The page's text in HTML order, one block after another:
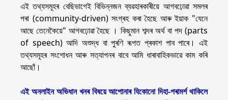
এই তথ্যসমূহৰ বেছিভাগেই বিভিন্নজন ব্যৱহাৰকাৰীয়ে আগবঢ়োৱা সমলৰ
পৰা (community-driven) সংগ্ৰহ কৰা হৈছে আৰু ইয়াক "যেনে
আছে তেনেকৈয়ে" আগবঢ়োৱা হৈছে । কিছুমান শব্দৰ অৰ্থ বা পদ (parts
of speech) আদি অশুদ্ধ বা পুৰণি ৰূপত প্ৰকাশ পাব পাৰে। এই
তথ্যসমূহৰ সংশোধন আৰু সত্যাপনৰ বাবে আমি ধাৰাবাহিকভাৱে কাম কৰি
আছোঁ।
এই অনলাইন অভিধান খনৰ বিষয়ে আপোনাৰ যিকোনো দিহা-পৰামৰ্শ থাকিলে